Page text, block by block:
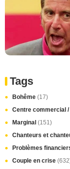
Tags
Bohême (17)
Centre commercial
Marginal (151)
Chanteurs et
Problèmes
Couple en crise